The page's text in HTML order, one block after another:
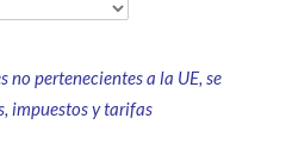
no pertenecientes a la UE, se
impuestos y tarifas